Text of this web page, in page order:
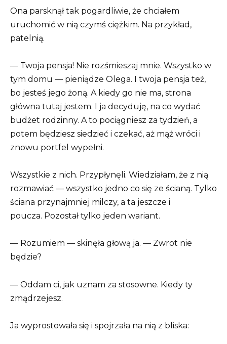
Ona parsknął tak pogardliwie, że chciałem
uruchomić w nią czymś ciężkim. Na przykład,
patelnią.
— Twoja pensja! Nie rozśmieszaj mnie. Wszystko w
tym domu — pieniądze Olega. I twoja pensja też,
bo jesteś jego żoną. A kiedy go nie ma, strona
główna tutaj jestem. I ja decyduję, na co wydać
budżet rodzinny. A to pociągniesz za tydzień, a
potem będziesz siedzieć i czekać, aż mąż wróci i
znowu portfel wypełni.
Wszystkie z nich. Przypłynęli. Wiedziałam, że z nią
rozmawiać — wszystko jedno co się ze ścianą. Tylko
ściana przynajmniej milczy, a ta jeszcze i
poucza. Pozostał tylko jeden wariant.
— Rozumiem — skinęła głową ja. — Zwrot nie
będzie?
— Oddam ci, jak uznam za stosowne. Kiedy ty
zmądrzejesz.
Ja wyprostowała się i spojrzała na nią z bliska: